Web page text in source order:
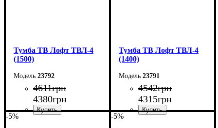
Тумба ТВ Лофт ТВЛ-4
(1500)
23792
4611грн
4380грн
Тумба ТВ Лофт ТВЛ-4
(1400)
23791
4542грн
4315грн
-5% -5%